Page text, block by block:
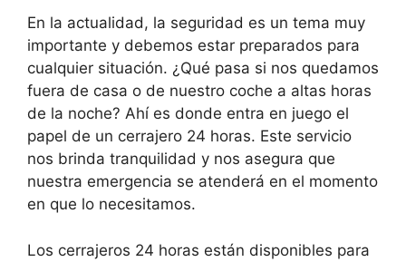
En la actualidad, la seguridad es un tema muy
importante y debemos estar preparados para
cualquier situación. ¿Qué pasa si nos quedamos
fuera de casa o de nuestro coche a altas horas
de la noche? Ahí es donde entra en juego el
papel de un cerrajero 24 horas. Este servicio
nos brinda tranquilidad y nos asegura que
nuestra emergencia se atenderá en el momento
en que lo necesitamos.
Los cerrajeros 24 horas están disponibles para